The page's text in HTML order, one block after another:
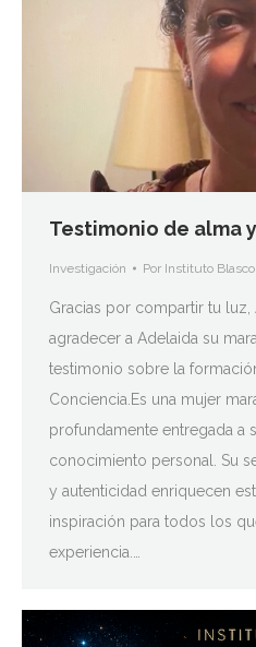
Testimonio de alma
Investigación Por Instituto Blasco
Gracias por compartir tu luz,
agradecer a Adelaida su
testimonio sobre la
Conciencia.Es una mujer
profundamente entregada a
conocimiento personal. Su
y autenticidad enriquecen
inspiración para todos los
experiencia.…